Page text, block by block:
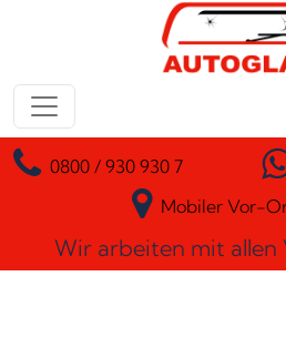
Zum Inhalt springen
Hauptnavigation
0800 / 930 930 7
Mobiler Vor-
Wir arbeiten mit allen